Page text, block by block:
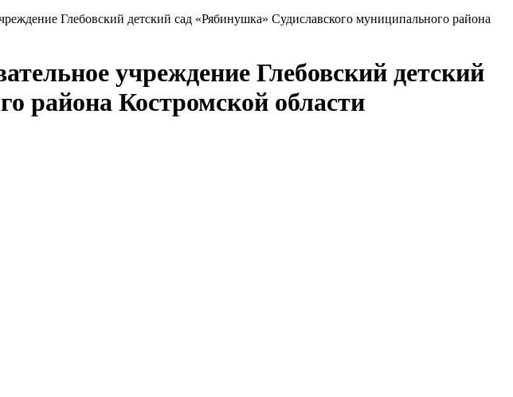
Глебовский детский сад «Рябинушка» Судиславского муниципального района
учреждение Глебовский детский
района Костромской области